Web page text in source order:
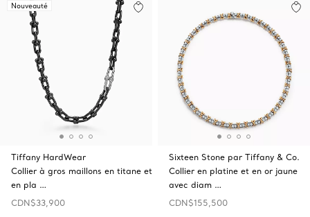
Nouveauté
Tiffany HardWear
Collier à gros maillons en titane et
en pla …
CDN$33,900
Sixteen Stone par Tiffany & Co.
Collier en platine et en or jaune
avec diam …
CDN$155,500